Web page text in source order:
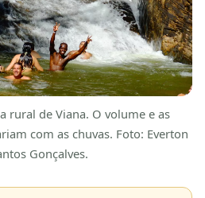
rural de Viana. O volume e as
com as chuvas. Foto: Everton
Gonçalves.